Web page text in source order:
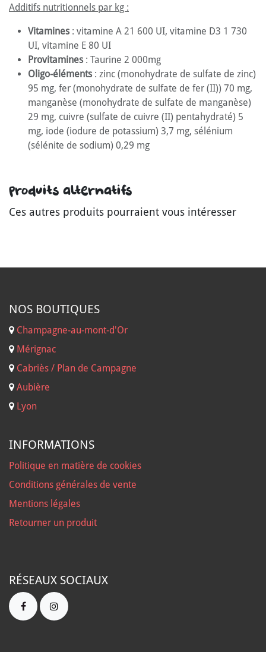
Additifs nutritionnels par kg :
Vitamines : vitamine A 21 600 UI, vitamine D3 1 730
UI, vitamine E 80 UI
Provitamines : Taurine 2 000mg
Oligo-éléments : zinc (monohydrate de sulfate de zinc)
95 mg, fer (monohydrate de sulfate de fer (II)) 70 mg,
manganèse (monohydrate de sulfate de manganèse)
29 mg, cuivre (sulfate de cuivre (II) pentahydraté) 5
mg, iode (iodure de potassium) 3,7 mg, sélénium
(sélénite de sodium) 0,29 mg
Produits alternatifs
Ces autres produits pourraient vous intéresser
NOS BOUTIQUES
Champagne-au-mont-d'Or
Mérignac
Cabriès / Plan de Campagne
Aubière
Lyon
INFORMATIONS
Politique en matière de cookies
Conditions générales de vente
Mentions légales
Retourner un produit
RÉSEAUX SOCIAUX